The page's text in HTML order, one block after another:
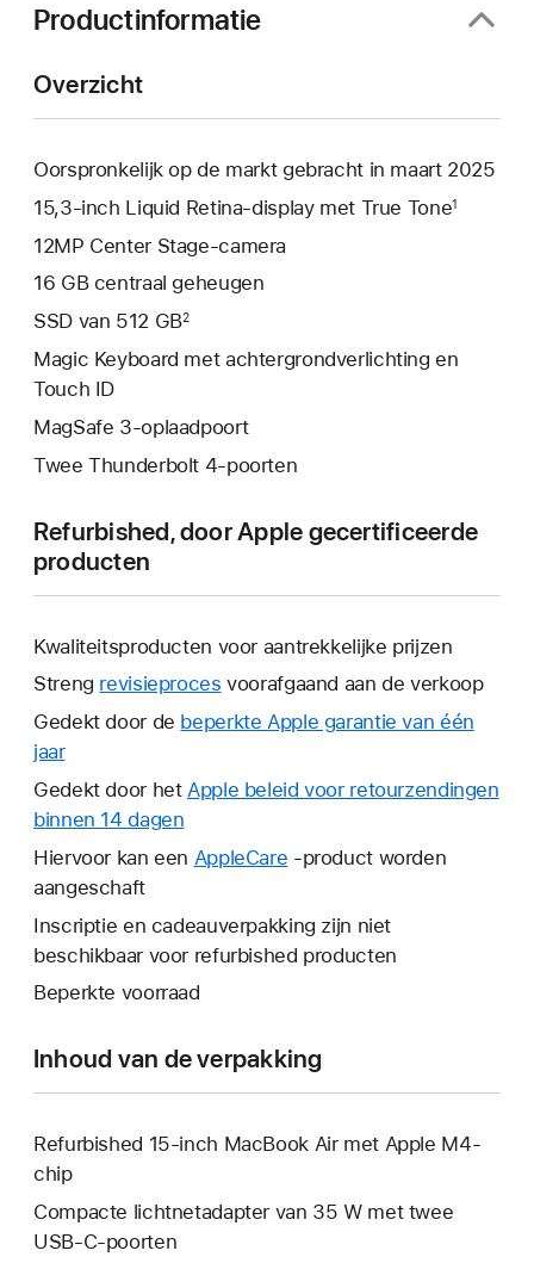
Productinformatie
Overzicht
Oorspronkelijk op de markt gebracht in maart 2025
15,3‑inch Liquid Retina‑display met True Tone1
12MP Center Stage-camera
16 GB centraal geheugen
SSD van 512 GB2
Magic Keyboard met achtergrondverlichting en
Touch ID
MagSafe 3-oplaadpoort
Twee Thunderbolt 4-poorten
Refurbished, door Apple gecertificeerde
producten
Kwaliteitsproducten voor aantrekkelijke prijzen
Streng revisieproces voorafgaand aan de verkoop
Gedekt door de beperkte Apple garantie van één
jaarHierdoor
wordt
er
nieuw
venster
geopend.
Gedekt door het Apple beleid voor retourzendingen
binnen 14 dagen
wordt
nieuw
venster
geopend.
Hiervoor kan een AppleCare Hierdoor
er
een
-product worden
aangeschaft
Inscriptie en cadeauverpakking zijn niet
beschikbaar voor refurbished producten
Beperkte voorraad
Inhoud van de verpakking
Refurbished 15-inch MacBook Air met Apple M4-
chip
Compacte lichtnetadapter van 35 W met twee
USB‑C-poorten